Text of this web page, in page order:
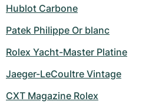
Hublot Carbone
Patek Philippe Or blanc
Rolex Yacht-Master Platine
Jaeger-LeCoultre Vintage
CXT Magazine Rolex